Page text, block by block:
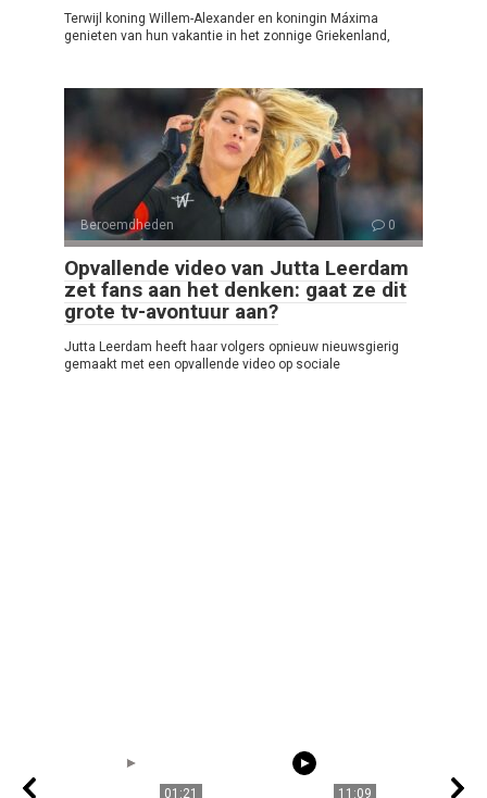
Terwijl koning Willem-Alexander en koningin Máxima
genieten van hun vakantie in het zonnige Griekenland,
Beroemdheden 0
Opvallende video van Jutta Leerdam
zet fans aan het denken: gaat ze dit
grote tv-avontuur aan?
Jutta Leerdam heeft haar volgers opnieuw nieuwsgierig
gemaakt met een opvallende video op sociale
01:21 11:09